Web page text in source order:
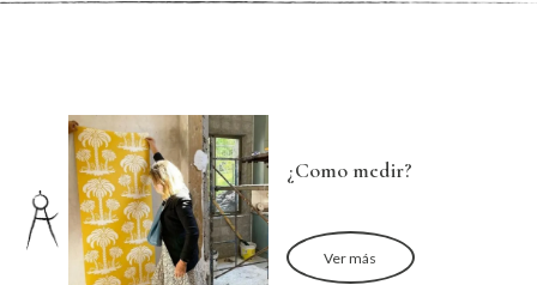
¿Como medir?
Ver más